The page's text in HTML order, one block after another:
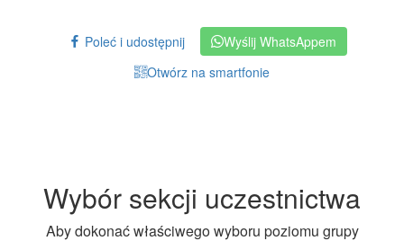
Poleć i udostępnij
Wyślij WhatsAppem
Otwórz na smartfonie
Wybór sekcji uczestnictwa
Aby dokonać właściwego wyboru poziomu grupy